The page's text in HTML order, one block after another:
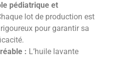
pédiatrique et
lot de production est
pour garantir sa
: L’huile lavante